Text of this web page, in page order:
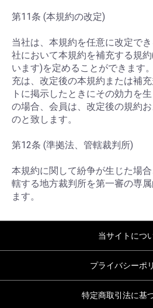
第11条 (本規約の改定)
当社は、本規約を任意に改定で
社において本規約を補充する規
います)を定めることができます
充は、改定後の本規約または補
トに掲示したときにその効力を
の場合、会員は、改定後の規約
のと致します。
第12条 (準拠法、管轄裁判所)
本規約に関して紛争が生じた場
轄する地方裁判所を第一審の専
ます。
当サイトにつ
プライバシーポ
特定商取引法に基